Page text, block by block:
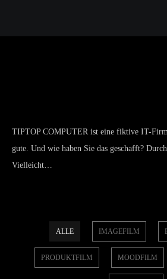
TIPTOP COMPUTER ist eine fiktive IT-
gute. Und wie haben Sie das geschafft?
Vielleicht…
ALLE IMAGEFILM
PRODUKTFILM MOODFILM